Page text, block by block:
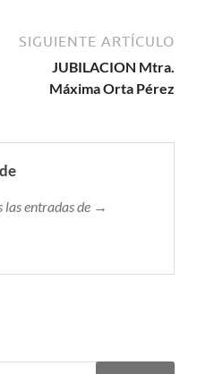
SIGUIENTE ARTÍCULO
JUBILACION Mtra.
Máxima Orta Pérez
las entradas de →